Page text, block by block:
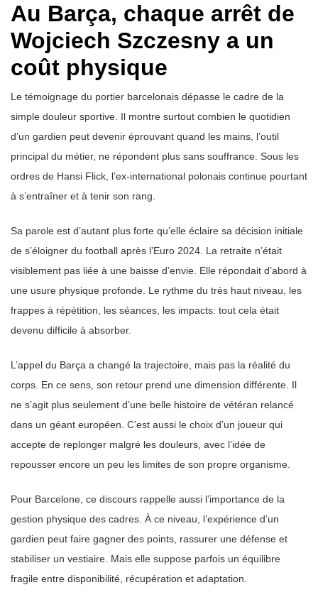
Au Barça, chaque arrêt de
Wojciech Szczesny a un
coût physique
Le témoignage du portier barcelonais dépasse le cadre de la
simple douleur sportive. Il montre surtout combien le quotidien
d’un gardien peut devenir éprouvant quand les mains, l’outil
principal du métier, ne répondent plus sans souffrance. Sous les
ordres de Hansi Flick, l’ex-international polonais continue pourtant
à s’entraîner et à tenir son rang.
Sa parole est d’autant plus forte qu’elle éclaire sa décision initiale
de s’éloigner du football après l’Euro 2024. La retraite n’était
visiblement pas liée à une baisse d’envie. Elle répondait d’abord à
une usure physique profonde. Le rythme du très haut niveau, les
frappes à répétition, les séances, les impacts: tout cela était
devenu difficile à absorber.
L’appel du Barça a changé la trajectoire, mais pas la réalité du
corps. En ce sens, son retour prend une dimension différente. Il
ne s’agit plus seulement d’une belle histoire de vétéran relancé
dans un géant européen. C’est aussi le choix d’un joueur qui
accepte de replonger malgré les douleurs, avec l’idée de
repousser encore un peu les limites de son propre organisme.
Pour Barcelone, ce discours rappelle aussi l’importance de la
gestion physique des cadres. À ce niveau, l’expérience d’un
gardien peut faire gagner des points, rassurer une défense et
stabiliser un vestiaire. Mais elle suppose parfois un équilibre
fragile entre disponibilité, récupération et adaptation.